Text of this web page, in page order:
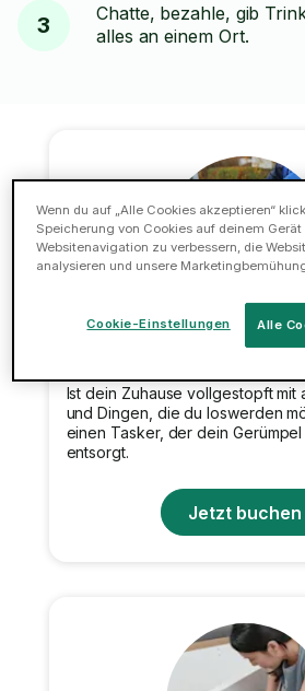
3
Chatte, bezahle, gib
alles an einem Ort.
Ist dein Zuhause vollgestopft mit
und Dingen, die du loswerden
einen Tasker, der dein
entsorgt.
Jetzt buchen
Wenn du auf „Alle Cookies akzeptieren“
Speicherung von Cookies auf deinem
Websitenavigation zu verbessern, die
analysieren und unsere
Alle
Cookie-Einstellungen